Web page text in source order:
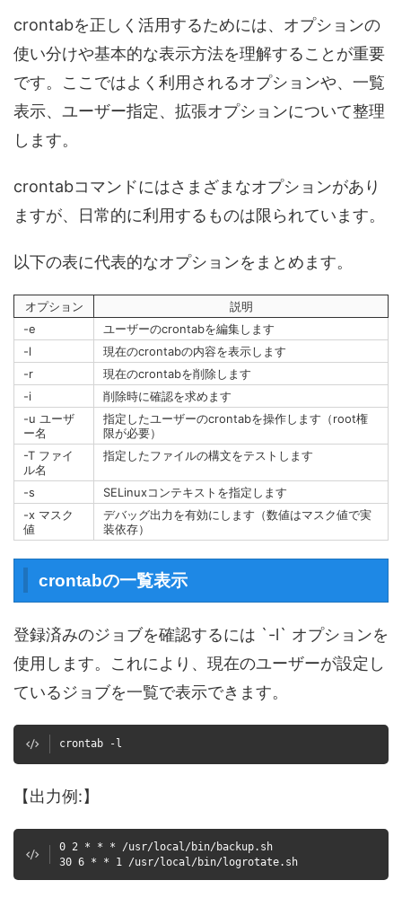
crontabを正しく活用するためには、オプションの
使い分けや基本的な表示方法を理解することが重要
です。ここではよく利用されるオプションや、一覧
表示、ユーザー指定、拡張オプションについて整理
します。
crontabコマンドにはさまざまなオプションがあり
ますが、日常的に利用するものは限られています。
以下の表に代表的なオプションをまとめます。
オプション
説明
-e
ユーザーのcrontabを編集します
-l
現在のcrontabの内容を表示します
-r
現在のcrontabを削除します
-i
削除時に確認を求めます
-u ユーザ
ー名
指定したユーザーのcrontabを操作します（root権
限が必要）
-T ファイ
ル名
指定したファイルの構文をテストします
-s
SELinuxコンテキストを指定します
-x マスク
値
デバッグ出力を有効にします（数値はマスク値で実
装依存）
crontabの一覧表示
登録済みのジョブを確認するには `-l` オプションを
使用します。これにより、現在のユーザーが設定し
ているジョブを一覧で表示できます。
crontab -l
【出力例:】
0 2 * * * /usr/local/bin/backup.sh
30 6 * * 1 /usr/local/bin/logrotate.sh